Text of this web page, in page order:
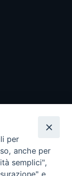
per
anche per
semplici",